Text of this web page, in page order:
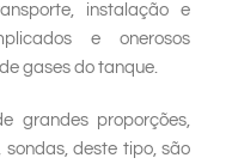
instalação e
e onerosos
gases do tanque.
grandes proporções,
deste tipo, são